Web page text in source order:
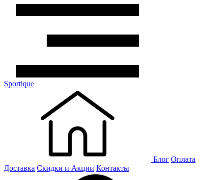
Sportique
Блог Оплата
Доставка Скидки и Акции Контакты